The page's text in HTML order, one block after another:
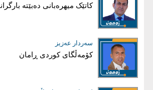
کاتێک میهرەبانی دەبێتە
سەردار عەزیز
کۆمەڵگای کوردی ڕامان
خەونێکم هەیە
بڵند دلێر شاوەیس
قەیرانی دارایی عێراق، کەمی